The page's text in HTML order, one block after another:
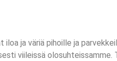
iloa ja väriä pihoille ja
viileissä